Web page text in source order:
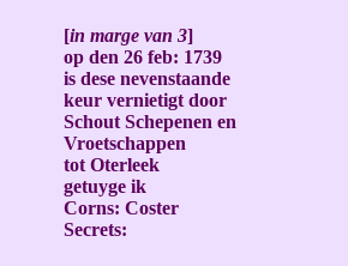
[in marge van 3]
op den 26 feb: 1739
is dese nevenstaande
keur vernietigt door
Schout Schepenen en
Vroetschappen
tot Oterleek
getuyge ik
Corns: Coster
Secrets: